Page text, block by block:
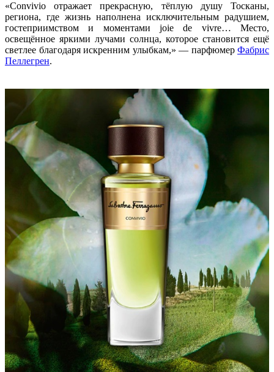
«Convivio отражает прекрасную, тёплую душу Тосканы,
региона, где жизнь наполнена исключительным радушием,
гостеприимством и моментами joie de vivre… Место,
освещённое яркими лучами солнца, которое становится ещё
светлее благодаря искренним улыбкам,» — парфюмер Фабрис
Пеллегрен.